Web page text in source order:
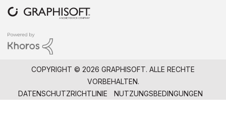
COPYRIGHT © 2026 GRAPHISOFT. ALLE RECHTE
VORBEHALTEN.
DATENSCHUTZRICHTLINIE
NUTZUNGSBEDINGUNGEN